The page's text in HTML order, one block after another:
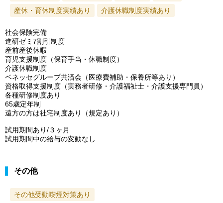
産休・育休制度実績あり
介護休職制度実績あり
社会保険完備
進研ゼミ7割引制度
産前産後休暇
育児支援制度（保育手当・休職制度）
介護休職制度
ベネッセグループ共済会（医療費補助・保養所等あり）
資格取得支援制度（実務者研修・介護福祉士・介護支援専門員）
各種研修制度あり
65歳定年制
遠方の方は社宅制度あり（規定あり）
試用期間あり/３ヶ月
試用期間中の給与の変動なし
その他
その他受動喫煙対策あり